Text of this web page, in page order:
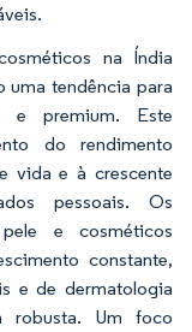
na Índia
uma tendência para
e premium. Este
do rendimento
vida e à crescente
pessoais. Os
e cosméticos
constante,
e de dermatologia
robusta. Um foco